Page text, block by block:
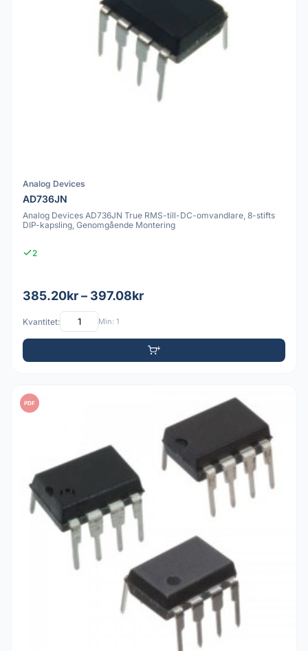
Analog Devices
AD736JN
Analog Devices AD736JN True RMS-till-DC-omvandlare, 8-stifts
DIP-kapsling, Genomgående Montering
2
385.20kr – 397.08kr
Kvantitet: Min: 1
PDF